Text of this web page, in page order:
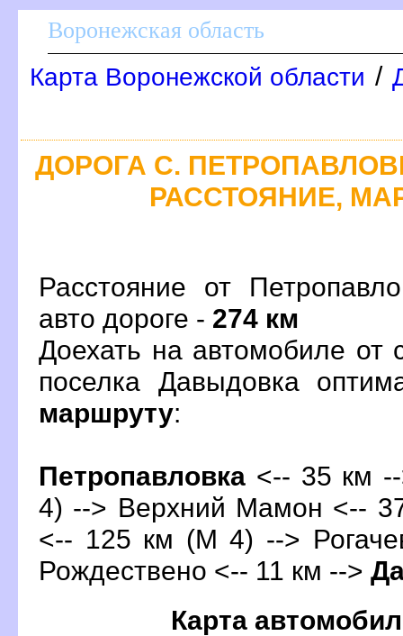
оронежская область
Карта Воронежской области /
ДОРОГА С.
РАССТОЯНИЕ,
Расстояние от
авто дороге - 274 км
Доехать на автомобиле от
поселка Давыдовка
маршруту:
Петропавловка <-- 35 км
4) --> Верхний Мамон <--
<-- 125 км (М 4) -->
Рождествено <-- 11 км -->
Карта